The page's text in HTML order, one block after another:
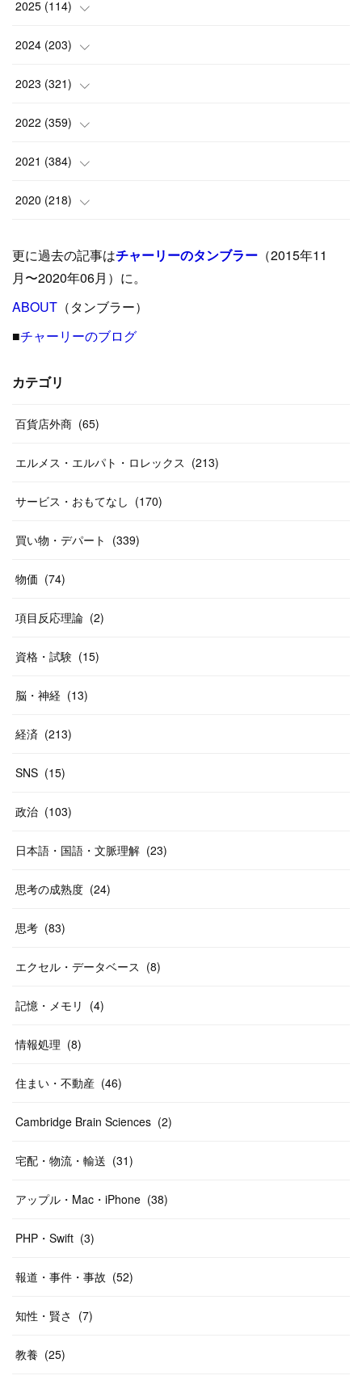
2025 (114)
(1)
(8)
(6)
(9 )
( 5 )
( 15
(24)
(8 )
(17
(12)
2024 (203)
(24)
(10)
(18)
(17)
)
(12)
19)
(13
(14)
2023 (321)
(25)
(17)
(35)
(33 )
(26)
27)
(29
(24)
(26
2022 (359)
(42)
(37)
(31)
(31)
31
(26
(20)
(14
(46
2021 (384)
(9)
(39)
( 23)
40
(55
(38)
(20
(31
58)
10
2020 (218)
(24)
( 42)
(33
(46)
(20
更に過去の記事はチャーリーのタンブラー （2015年11
月〜2020年06月）に。
ABOUT （タンブラー）
■チャーリーのブログ
カテゴリ
百貨店外商 (65)
エルメス・エルパト・ロレックス (213)
サービス・おもてなし (170)
買い物・デパート (339)
物価 (74)
項目反応理論 (2)
資格・試験 (15)
脳・神経 (13)
経済 (213)
SNS (15)
政治 (103)
日本語・国語・文脈理解 (23)
思考の成熟度 (24)
思考 (83)
エクセル・データベース (8)
記憶・メモリ (4)
情報処理 (8)
住まい・不動産 (46)
Cambridge Brain Sciences (2)
宅配・物流・輸送 (31)
アップル・Mac・iPhone (38)
PHP・Swift (3)
報道・事件・事故 (52)
知性・賢さ (7)
教養 (25)